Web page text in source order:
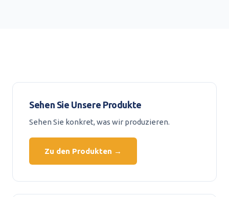
Sehen Sie Unsere Produkte
Sehen Sie konkret, was wir produzieren.
Zu den Produkten →